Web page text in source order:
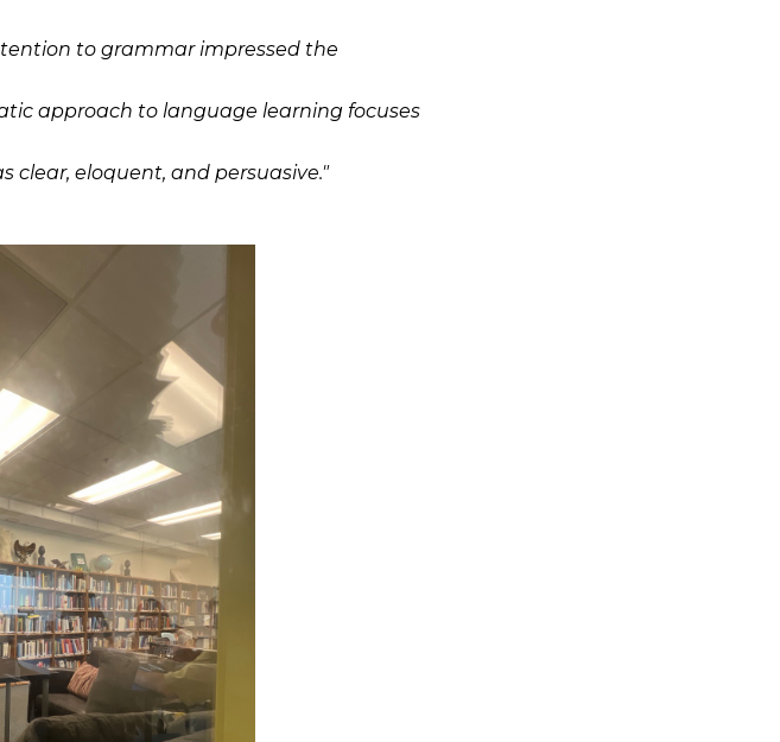
to grammar impressed the
approach to language learning focuses
clear, eloquent, and persuasive."